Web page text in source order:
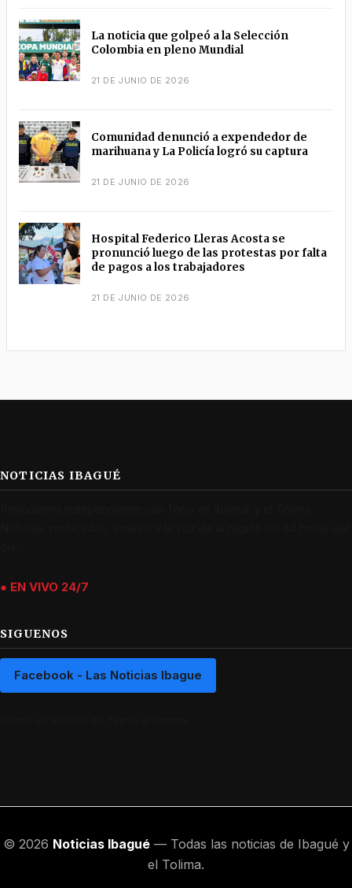
La noticia que golpeó a la Selección
Colombia en pleno Mundial
21 DE JUNIO DE 2026
Comunidad denunció a expendedor de
marihuana y La Policía logró su captura
21 DE JUNIO DE 2026
Hospital Federico Lleras Acosta se
pronunció luego de las protestas por falta
de pagos a los trabajadores
21 DE JUNIO DE 2026
NOTICIAS IBAGUÉ
● EN VIVO 24/7
SIGUENOS
Facebook - Las Noticias Ibague
© 2026 Noticias Ibagué— Todas las noticias de Ibagué y
el Tolima.